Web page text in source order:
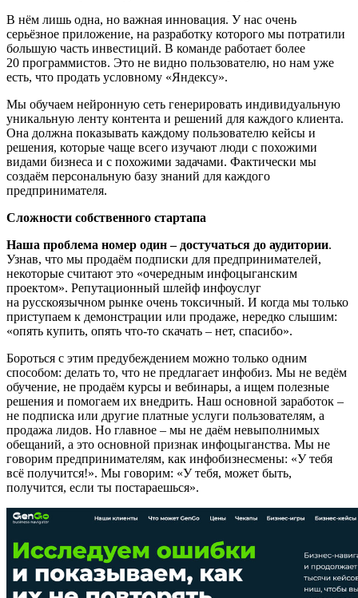
В нём лишь одна, но важная инновация. У нас очень
серьёзное приложение, на разработку которого мы потратили
большую часть инвестиций. В команде работает более
20 программистов. Это не видно пользователю, но нам уже
есть, что продать условному «Яндексу».
Мы обучаем нейронную сеть генерировать индивидуальную
уникальную ленту контента и решений для каждого клиента.
Она должна показывать каждому пользователю кейсы и
решения, которые чаще всего изучают люди с похожими
видами бизнеса и с похожими задачами. Фактически мы
создаём персональную базу знаний для каждого
предпринимателя.
Сложности собственного стартапа
Наша проблема номер один – достучаться до аудитории.
Узнав, что мы продаём подписки для предпринимателей,
некоторые считают это «очередным инфоцыганским
проектом». Репутационный шлейф инфоуслуг
на русскоязычном рынке очень токсичный. И когда мы только
приступаем к демонстрации или продаже, нередко слышим:
«опять купить, опять что-то скачать – нет, спасибо».
Бороться с этим предубеждением можно только одним
способом: делать то, что не предлагает инфобиз. Мы не ведём
обучение, не продаём курсы и вебинары, а ищем полезные
решения и помогаем их внедрить. Наш основной заработок –
не подписка или другие платные услуги пользователям, а
продажа лидов. Но главное – мы не даём невыполнимых
обещаний, а это основной признак инфоцыганства. Мы не
говорим предпринимателям, как инфобизнесмены: «У тебя
всё получится!». Мы говорим: «У тебя, может быть,
получится, если ты постараешься».